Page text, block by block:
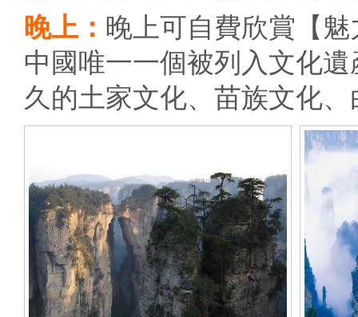
晚上： 晚上可自費欣賞【
中國唯一一個被列入文化
久的土家文化、苗族文化